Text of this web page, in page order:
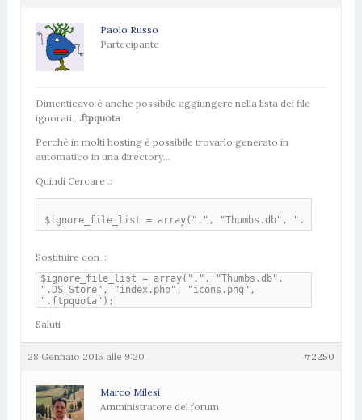
Paolo Russo
Partecipante
Dimenticavo è anche possibile aggiungere nella lista dei file
ignorati.. .ftpquota
Perchè in molti hosting è possibile trovarlo generato in
automatico in una directory…
Quindi Cercare .:
$ignore_file_list = array(".", "Thumbs.db",
Sostituire con .:
$ignore_file_list = array(".", "Thumbs.db",
".DS_Store", "index.php", "icons.png",
".ftpquota");
Saluti
28 Gennaio 2015 alle 9:20 #2250
Marco Milesi
Amministratore del forum